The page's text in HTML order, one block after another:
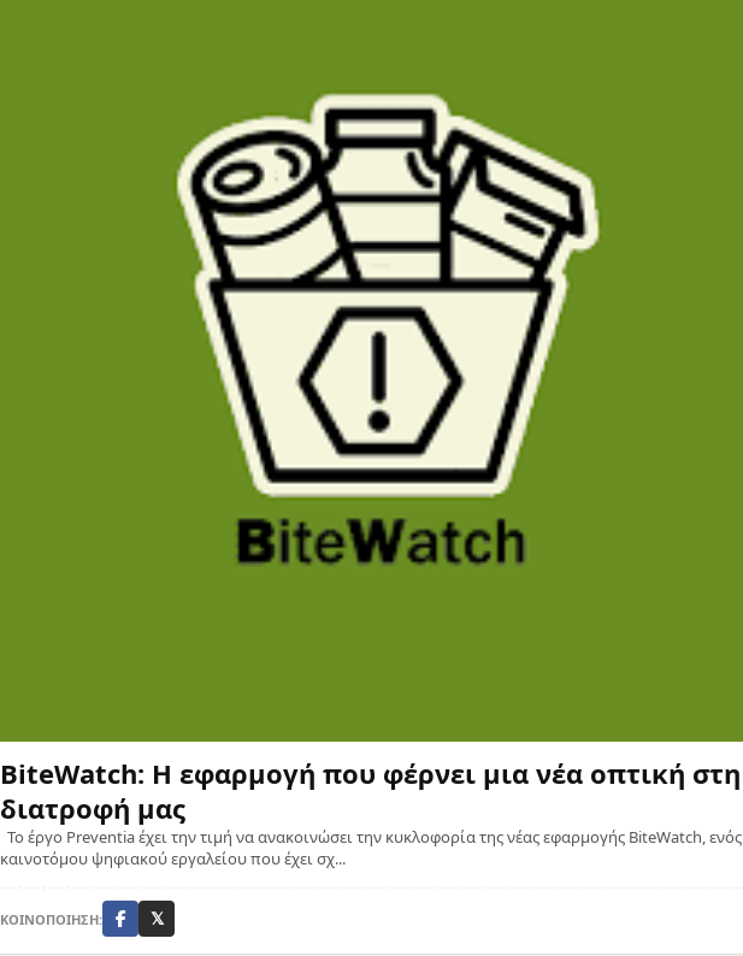
BiteWatch: Η εφαρμογή που φέρνει μια νέα οπτική στη
διατροφή μας
Το έργο Preventia έχει την τιμή να ανακοινώσει την κυκλοφορία της νέας εφαρμογής BiteWatch, ενός
καινοτόμου ψηφιακού εργαλείου που έχει σχ...
ΚΟΙΝΟΠΟΙΗΣΗ: 𝕏